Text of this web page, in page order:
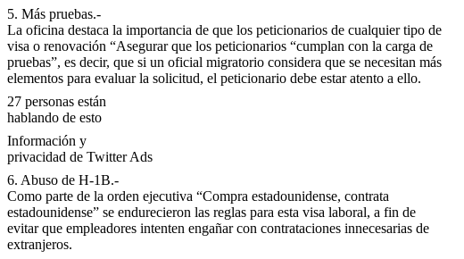
5. Más pruebas.-
La oficina destaca la importancia de que los peticionarios de cualquier tipo de
visa o renovación “Asegurar que los peticionarios “cumplan con la carga de
pruebas”, es decir, que si un oficial migratorio considera que se necesitan más
elementos para evaluar la solicitud, el peticionario debe estar atento a ello.
27 personas están
hablando de esto
Información y
privacidad de Twitter Ads
6. Abuso de H-1B.-
Como parte de la orden ejecutiva “Compra estadounidense, contrata
estadounidense” se endurecieron las reglas para esta visa laboral, a fin de
evitar que empleadores intenten engañar con contrataciones innecesarias de
extranjeros.